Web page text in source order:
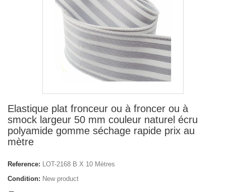
Elastique plat fronceur ou à froncer ou à
smock largeur 50 mm couleur naturel écru
polyamide gomme séchage rapide prix au
mètre
Reference: LOT-2168 B X 10 Mètres
Condition: New product